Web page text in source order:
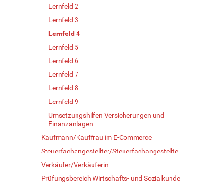
Lernfeld 2
Lernfeld 3
Lernfeld 4
Lernfeld 5
Lernfeld 6
Lernfeld 7
Lernfeld 8
Lernfeld 9
Umsetzungshilfen Versicherungen und
Finanzanlagen
Kaufmann/Kauffrau im E-Commerce
Steuerfachangestellter/Steuerfachangestellte
Verkäufer/Verkäuferin
Prüfungsbereich Wirtschafts- und Sozialkunde